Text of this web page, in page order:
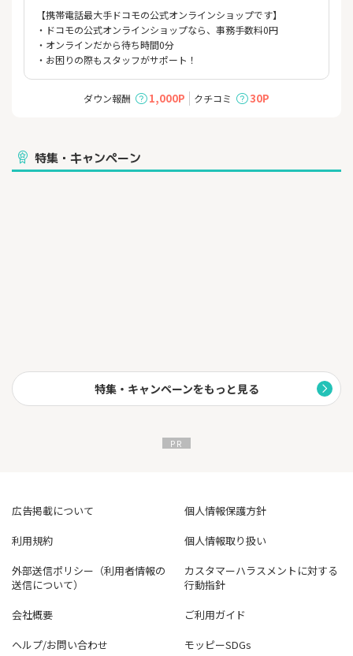
【携帯電話最大手ドコモの公式オンラインショップです】
・ドコモの公式オンラインショップなら、事務手数料0円
・オンラインだから待ち時間0分
・お困りの際もスタッフがサポート！
ダウン報酬 1,000P クチコミ 30P
特集・キャンペーン
特集・キャンペーンをもっと見る
広告掲載について
個人情報保護方針
利用規約
個人情報取り扱い
外部送信ポリシー（利用者情報の
送信について）
カスタマーハラスメントに対する
行動指針
会社概要
ご利用ガイド
ヘルプ/お問い合わせ
モッピーSDGs